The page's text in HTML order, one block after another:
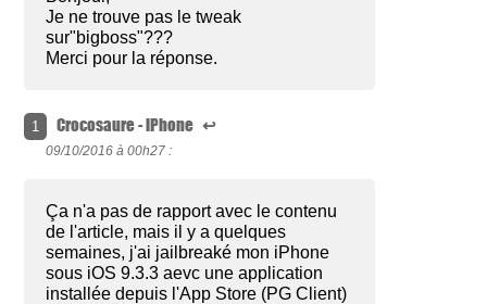
Je ne trouve pas le tweak
sur"bigboss"???
Merci pour la réponse.
1 Crocosaure - iPhone ↩
09/10/2016 à 00h27 :
Ça n'a pas de rapport avec le contenu
de l'article, mais il y a quelques
semaines, j'ai jailbreaké mon iPhone
sous iOS 9.3.3 aevc une application
installée depuis l'App Store (PG Client)